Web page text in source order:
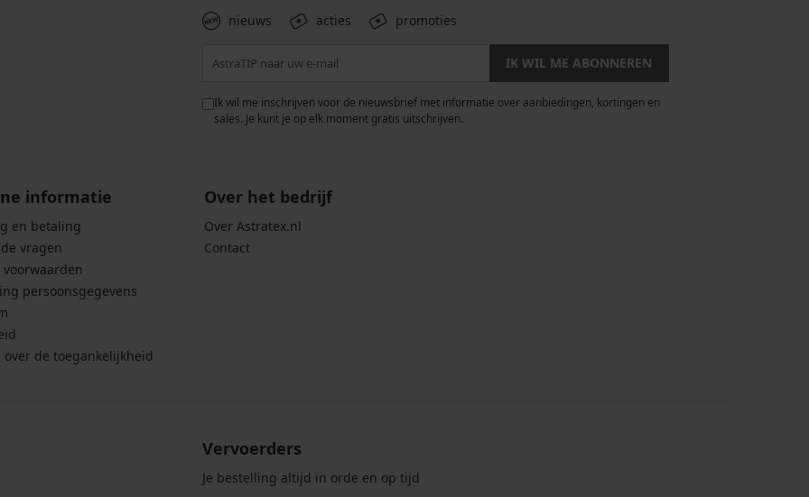
nieuws acties promoties
IK WIL ME ABONNEREN
Ik wil me inschrijven voor de nieuwsbrief met informatie over aanbiedingen, kortingen en
sales. Je kunt je op elk moment gratis uitschrijven.
informatie
en betaling
vragen
persoonsgegevens
over de toegankelijkheid
Over het bedrijf
Over Astratex.nl
Contact
Vervoerders
Je bestelling altijd in orde en op tijd